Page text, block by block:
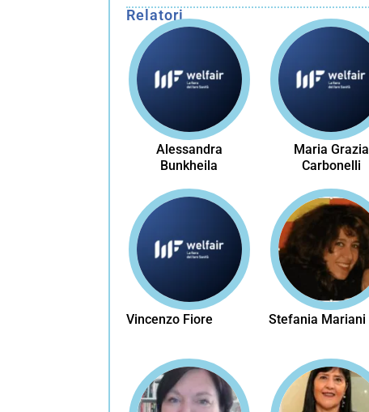
Relatori
Alessandra
Bunkheila
Maria Grazia
Carbonelli
Vincenzo Fiore Stefania Mariani